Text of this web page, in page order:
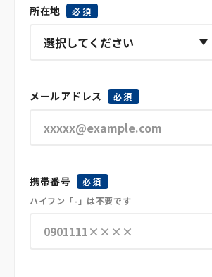
所在地 必須
メールアドレス 必須
携帯番号
必須
ハイフン「-」は不要です